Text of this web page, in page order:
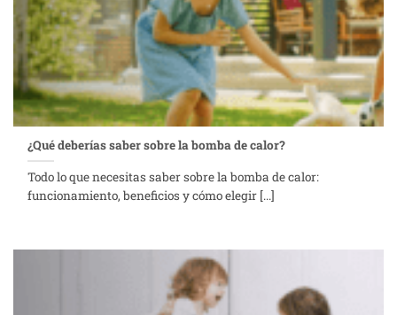
¿Qué deberías saber sobre la bomba de calor?
Todo lo que necesitas saber sobre la bomba de calor:
funcionamiento, beneficios y cómo elegir [...]